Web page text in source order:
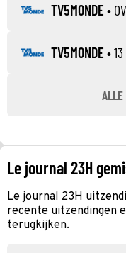
TV5MONDE •
TV5MONDE •
Le journal 23H
Le journal 23H
recente uitzendingen
terugkijken.